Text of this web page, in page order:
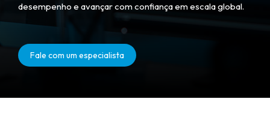
desempenho e avançar com confiança em escala global.
Fale com um especialista